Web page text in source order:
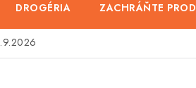
DROGÉRIA ZACHRÁŇTE